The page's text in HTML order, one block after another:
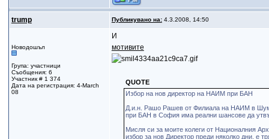
trump Публикувано на:4.3.2008, 14:50
Новодошъл
Група: участници
Съобщения: 6
Участник # 1 374
Дата на регистрация: 4-March
08
И
мотивите
QUOTE
Избор на нов директор на НАИМ при БАН
Д.и.н. Рашо Рашев от Филиала на НАИМ в
при БАН в София има реални шансове да
Мисля си за моитe колеги от Националния
избор за нов Директор преди няколко дни, е